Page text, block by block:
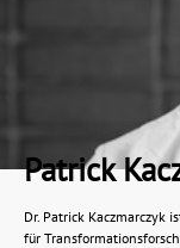
Patrick
Dr. Patrick Kaczmarczyk
für